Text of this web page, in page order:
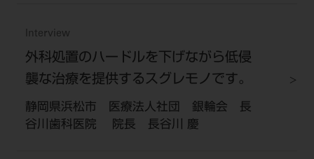
Interview
外科処置のハードルを下げながら低侵
襲な治療を提供するスグレモノです。
静岡県浜松市 医療法人社団 銀輪会 長
谷川歯科医院 院長 長谷川 慶